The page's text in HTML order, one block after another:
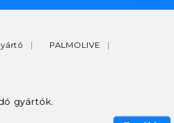
PALMOLIVE
gyártók.